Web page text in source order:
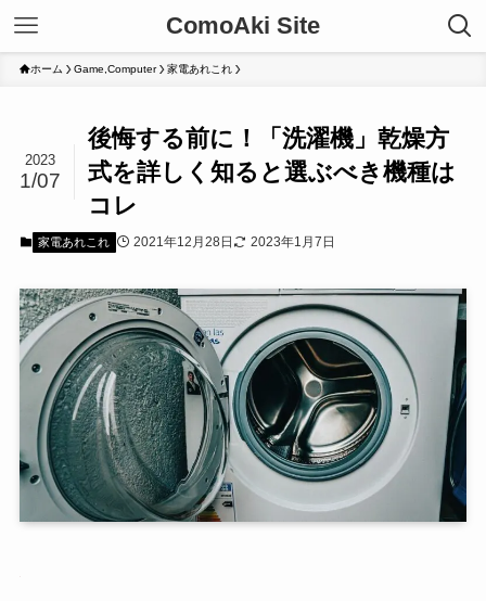
ComoAki Site
ホーム Game,Computer 家電あれこれ
後悔する前に！「洗濯機」乾燥方
式を詳しく知ると選ぶべき機種は
コレ
2023
1/07
家電あれこれ 2021年12月28日 2023年1月7日